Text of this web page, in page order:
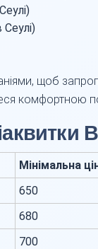
щоб
комфортною
Мінімальна
650
680
700